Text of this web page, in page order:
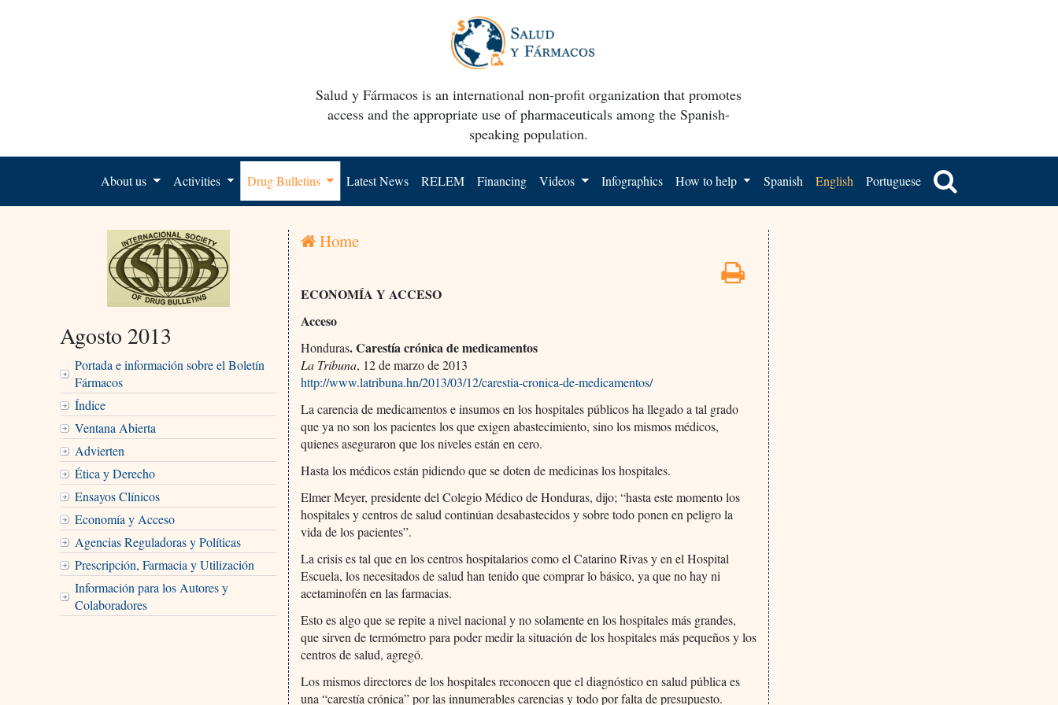
Salud y Fármacos is an international non-profit organization that promotes
access and the appropriate use of pharmaceuticals among the Spanish-
speaking population.
About us Activities Drug Bulletins Latest News RELEM Financing Videos Infographics How to help Spanish English Portuguese
Agosto 2013
Portada e información sobre el Boletín
Fármacos
Índice
Ventana Abierta
Advierten
Ética y Derecho
Ensayos Clínicos
Economía y Acceso
Agencias Reguladoras y Políticas
Prescripción, Farmacia y Utilización
Información para los Autores y
Colaboradores
Home
ECONOMÍA Y ACCESO
Acceso
Honduras. Carestía crónica de medicamentos
La Tribuna, 12 de marzo de 2013
http://www.latribuna.hn/2013/03/12/carestia-cronica-de-medicamentos/
La carencia de medicamentos e insumos en los hospitales públicos ha llegado a tal grado
que ya no son los pacientes los que exigen abastecimiento, sino los mismos médicos,
quienes aseguraron que los niveles están en cero.
Hasta los médicos están pidiendo que se doten de medicinas los hospitales.
Elmer Meyer, presidente del Colegio Médico de Honduras, dijo; “hasta este momento los
hospitales y centros de salud continúan desabastecidos y sobre todo ponen en peligro la
vida de los pacientes”.
La crisis es tal que en los centros hospitalarios como el Catarino Rivas y en el Hospital
Escuela, los necesitados de salud han tenido que comprar lo básico, ya que no hay ni
acetaminofén en las farmacias.
Esto es algo que se repite a nivel nacional y no solamente en los hospitales más grandes,
que sirven de termómetro para poder medir la situación de los hospitales más pequeños y los
centros de salud, agregó.
Los mismos directores de los hospitales reconocen que el diagnóstico en salud pública es
una “carestía crónica” por las innumerables carencias y todo por falta de presupuesto.